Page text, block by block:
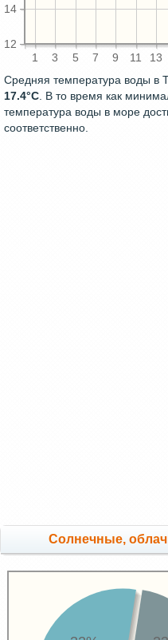
1 3 5 7 9 11 13
12
14
Средняя температура воды в
17.4°C. В то время как
температура воды в море
соответственно.
Cолнечные,